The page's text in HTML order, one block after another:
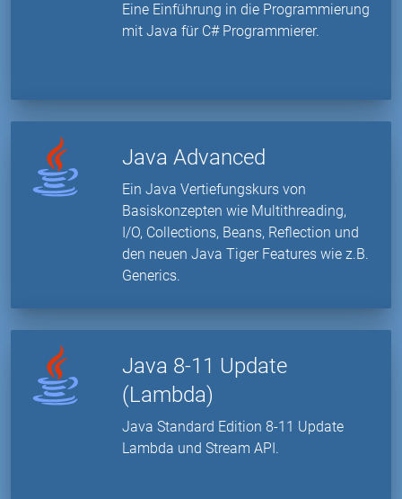
Eine Einführung in die Programmierung
mit Java für C# Programmierer.
Java Advanced
Ein Java Vertiefungskurs von
Basiskonzepten wie Multithreading,
I/O, Collections, Beans, Reflection und
den neuen Java Tiger Features wie z.B.
Generics.
Java 8-11 Update
(Lambda)
Java Standard Edition 8-11 Update
Lambda und Stream API.